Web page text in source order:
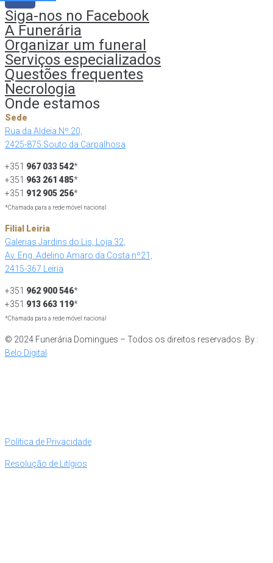
Siga-nos no Facebook
A Funerária
Organizar um funeral
Serviços especializados
Questões frequentes
Necrologia
Onde estamos
Sede
Rua da Aldeia Nº 20,
2425-875 Souto da Carpalhosa
+351 967 033 542*
+351 963 261 485*
+351 912 905 256*
*Chamada para a rede móvel nacional
Filial Leiria
Galerias Jardins do Lis, Loja 32,
Av. Eng. Adelino Amaro da Costa nº21,
2415-367 Leiria
+351 962 900 546*
+351 913 663 119*
*Chamada para a rede móvel nacional
© 2024 Funerária Domingues – Todos os direitos reservados. By :
Belo Digital
Política de Privacidade
Resolução de Litígios